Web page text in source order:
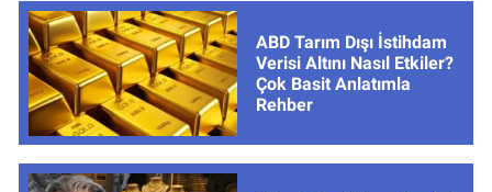
ABD Tarım Dışı İstihdam
Verisi Altını Nasıl Etkiler?
Çok Basit Anlatımla
Rehber